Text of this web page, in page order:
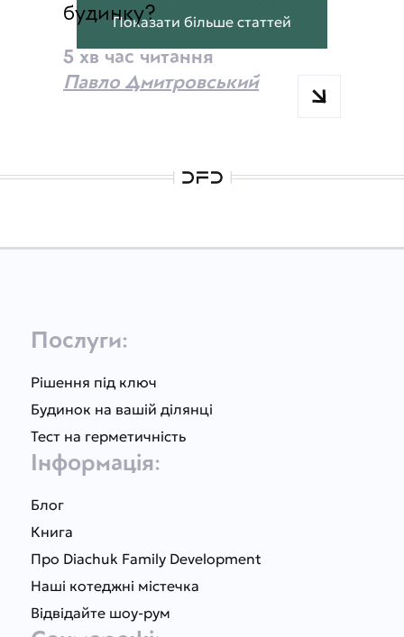
будинку?
Павло Дмитровський
5 хв час читання
Показати більше статтей
Послуги:
Рішення під ключ
Будинок на вашій ділянці
Тест на герметичність
Інформація:
Блог
Книга
Про Diachuk Family Development
Наші котеджні містечка
Відвідайте шоу-рум